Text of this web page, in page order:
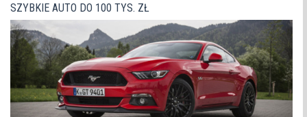
SZYBKIE AUTO DO 100 TYS. ZŁ